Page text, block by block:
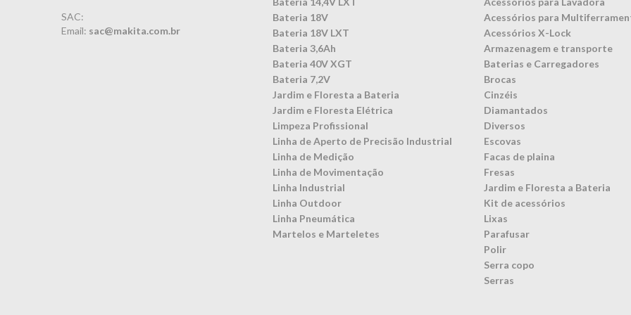
SAC:
Email: sac@makita.com.br
Bateria 18V
Bateria 18V LXT
Bateria 3,6Ah
Bateria 40V XGT
Bateria 7,2V
Jardim e Floresta a Bateria
Jardim e Floresta Elétrica
Limpeza Profissional
Linha de Aperto de Precisão Industrial
Linha de Medição
Linha de Movimentação
Linha Industrial
Linha Outdoor
Linha Pneumática
Martelos e Marteletes
Acessórios para
Acessórios X-Lock
Armazenagem e transporte
Baterias e Carregadores
Brocas
Cinzéis
Diamantados
Diversos
Escovas
Facas de plaina
Fresas
Jardim e Floresta a Bateria
Kit de acessórios
Lixas
Parafusar
Polir
Serra copo
Serras